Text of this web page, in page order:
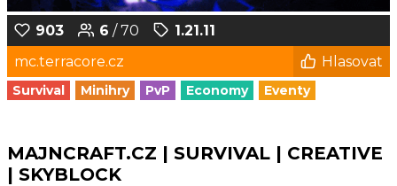
903 6 / 70
1.21.11
mc.terracore.cz
Hlasovat
Survival Minihry PvP Economy Eventy
MAJNCRAFT.CZ | SURVIVAL | CREATIVE
| SKYBLOCK